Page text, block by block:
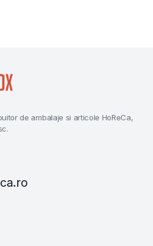
de ambalaje si articole HoReCa,